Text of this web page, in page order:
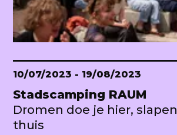
10/07/2023 - 19/08/2023
Stadscamping RAUM
Dromen doe je hier,
thuis